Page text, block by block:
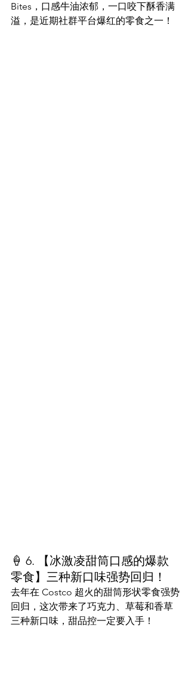
Bites，口感牛油浓郁，一口咬下酥香满
溢，是近期社群平台爆红的零食之一！
🍦 6. 【冰激凌甜筒口感的爆款
零食】三种新口味强势回归！
去年在 Costco 超火的甜筒形状零食强势
回归，这次带来了巧克力、草莓和香草
三种新口味，甜品控一定要入手！